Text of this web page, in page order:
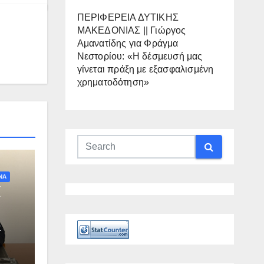
ΠΕΡΙΦΕΡΕΙΑ ΔΥΤΙΚΗΣ
ΜΑΚΕΔΟΝΙΑΣ || Γιώργος
Αμανατίδης για Φράγμα
Νεστορίου: «Η δέσμευσή μας
γίνεται πράξη με εξασφαλισμένη
χρηματοδότηση»